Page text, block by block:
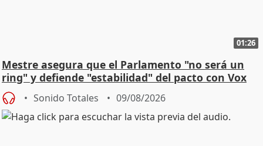
01:26
Mestre asegura que el Parlamento "no será un
ring" y defiende "estabilidad" del pacto con Vox
Sonido Totales 09/08/2026